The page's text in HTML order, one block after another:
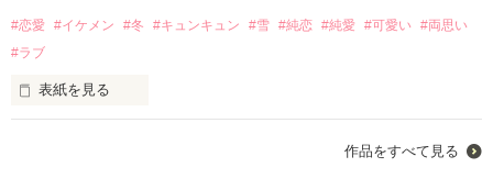
#恋愛 #イケメン #冬 #キュンキュン #雪 #純恋 #純愛 #可愛い #両思い
#ラブ
表紙を見る
作品をすべて見る